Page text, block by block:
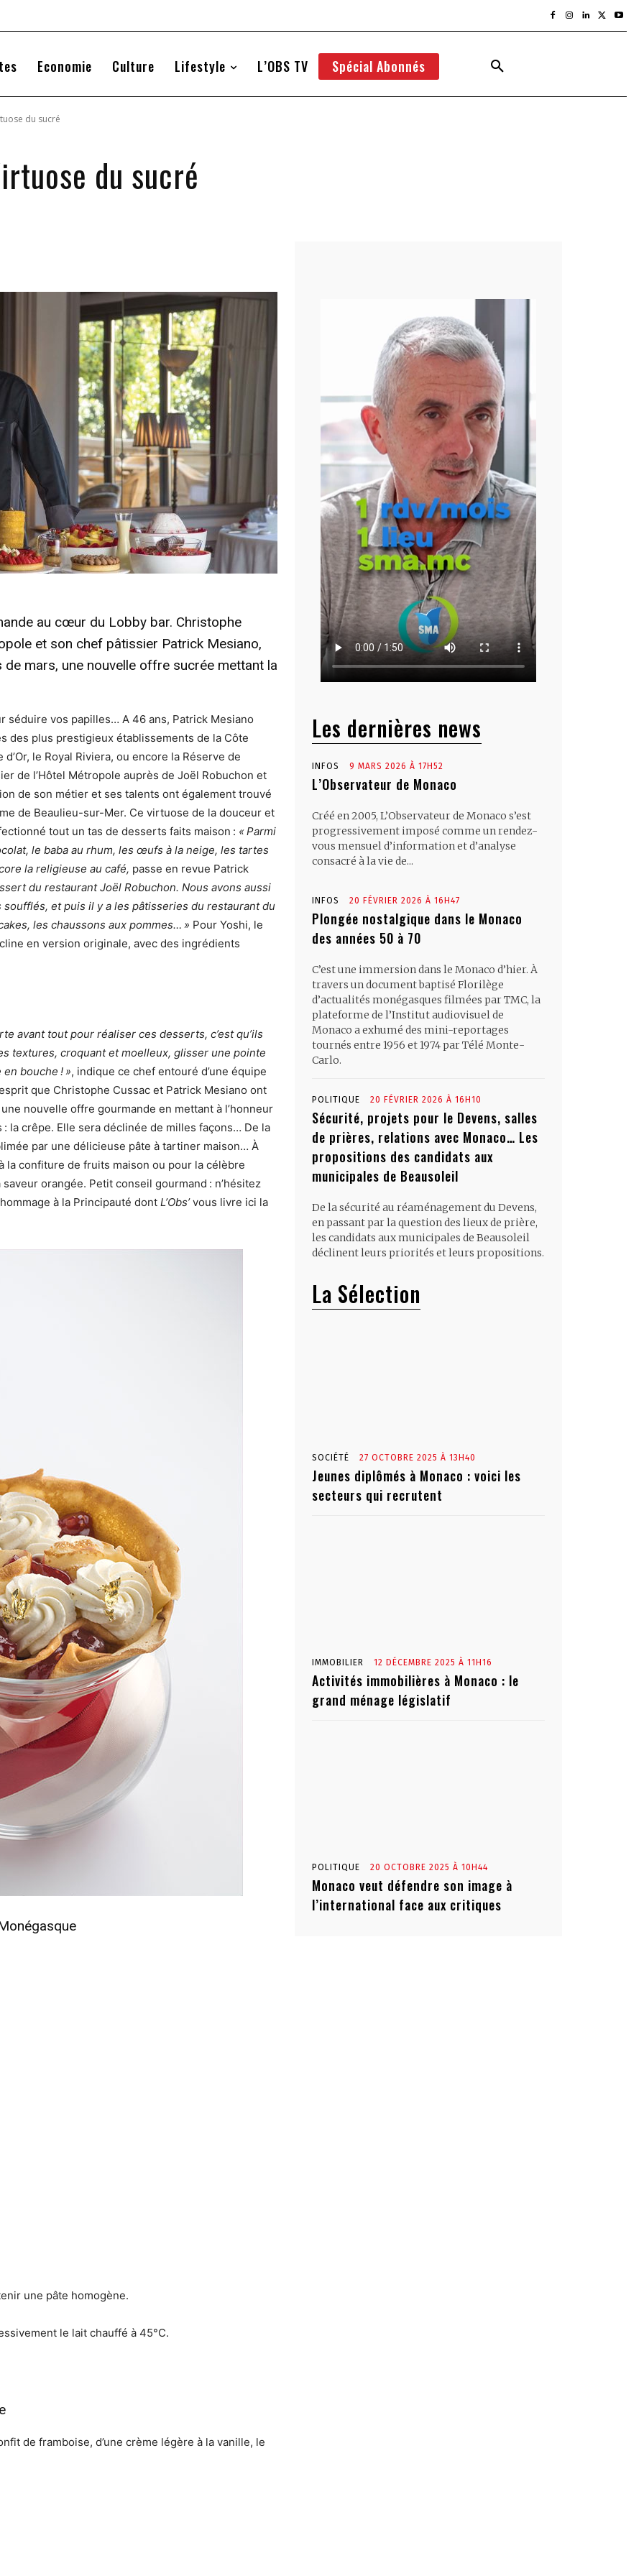
Economie Culture Lifestyle L’OBS TV Spécial Abonnés
du sucré
du sucré
au cœur du Lobby bar. Christophe
et son chef pâtissier Patrick Mesiano,
mars, une nouvelle offre sucrée mettant la
séduire vos papilles… A 46 ans, Patrick Mesiano
des plus prestigieux établissements de la Côte
d’Or, le Royal Riviera, ou encore la Réserve de
de l’Hôtel Métropole auprès de Joël Robuchon et
de son métier et ses talents ont également trouvé
de Beaulieu-sur-Mer. Ce virtuose de la douceur et
tout un tas de desserts faits maison : « Parmi
le baba au rhum, les œufs à la neige, les tartes
la religieuse au café, passe en revue Patrick
du restaurant Joël Robuchon. Nous avons aussi
et puis il y a les pâtisseries du restaurant du
les chaussons aux pommes… » Pour Yoshi, le
en version originale, avec des ingrédients
avant tout pour réaliser ces desserts, c’est qu’ils
textures, croquant et moelleux, glisser une pointe
bouche ! », indique ce chef entouré d’une équipe
que Christophe Cussac et Patrick Mesiano ont
nouvelle offre gourmande en mettant à l’honneur
la crêpe. Elle sera déclinée de milles façons… De la
par une délicieuse pâte à tartiner maison… À
la confiture de fruits maison ou pour la célèbre
orangée. Petit conseil gourmand : n’hésitez
à la Principauté dont L’Obs’vous livre ici la
une pâte homogène.
le lait chauffé à 45°C.
de framboise, d’une crème légère à la vanille, le
Les dernières news
INFOS 9 MARS 2026 À 17H52
L’Observateur de Monaco
Créé en 2005, L’Observateur de Monaco s’est
progressivement imposé comme un rendez-
vous mensuel d’information et d’analyse
consacré à la vie de...
INFOS 20 FÉVRIER 2026 À 16H47
Plongée nostalgique dans le Monaco
des années 50 à 70
C’est une immersion dans le Monaco d’hier. À
travers un document baptisé Florilège
d’actualités monégasques filmées par TMC, la
plateforme de l’Institut audiovisuel de
Monaco a exhumé des mini-reportages
tournés entre 1956 et 1974 par Télé Monte-
Carlo.
POLITIQUE 20 FÉVRIER 2026 À 16H10
Sécurité, projets pour le Devens, salles
de prières, relations avec Monaco… Les
propositions des candidats aux
municipales de Beausoleil
De la sécurité au réaménagement du Devens,
en passant par la question des lieux de prière,
les candidats aux municipales de Beausoleil
déclinent leurs priorités et leurs propositions.
La Sélection
SOCIÉTÉ 27 OCTOBRE 2025 À 13H40
Jeunes diplômés à Monaco : voici les
secteurs qui recrutent
IMMOBILIER 12 DÉCEMBRE 2025 À 11H16
Activités immobilières à Monaco : le
grand ménage législatif
POLITIQUE 20 OCTOBRE 2025 À 10H44
Monaco veut défendre son image à
l’international face aux critiques